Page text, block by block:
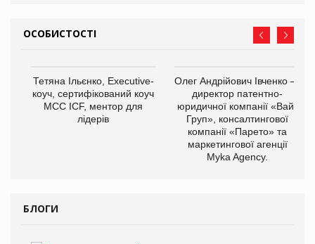
ОСОБИСТОСТІ
Тетяна Ільєнко, Executive-
коуч, сертифікований коуч
МСС ICF, ментор для
лідерів
Олег Андрійович Івченко —
директор патентно-
юридичної компанії «Вайз
Груп», консалтингової
компанії «Парето» та
маркетингової агенції
Myka Agency.
БЛОГИ